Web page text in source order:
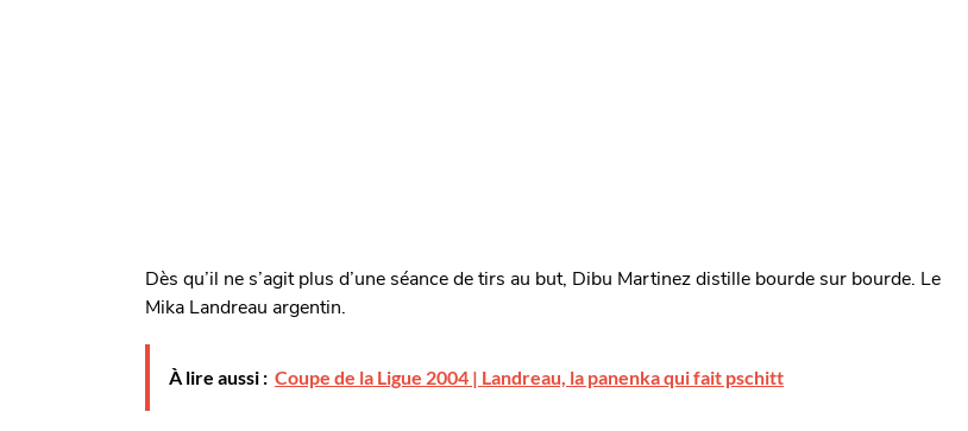
Dès qu’il ne s’agit plus d’une séance de tirs au but, Dibu Martinez distille bourde sur bourde. Le
Mika Landreau argentin.
À lire aussi : Coupe de la Ligue 2004 | Landreau, la panenka qui fait pschitt